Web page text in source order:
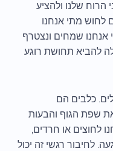
הרוח שלנו ולהציע
לחוש מתי אנחנו
אנחנו שמחים ונצטרף
להביא תחושת רוגע
כלבים הם
את שפת הגוף והבעות
לחוצים או חרדים,
לחיבור רגשי זה יכול